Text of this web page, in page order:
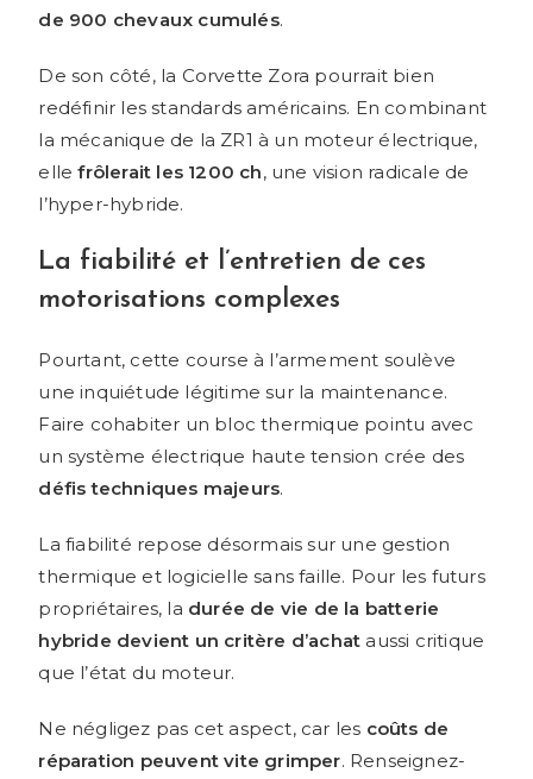
de 900 chevaux cumulés.
De son côté, la Corvette Zora pourrait bien
redéfinir les standards américains. En combinant
la mécanique de la ZR1 à un moteur électrique,
ellefrôlerait les 1200 ch, une vision radicale de
l’hyper-hybride.
La fiabilité et l’entretien de ces
motorisations complexes
Pourtant, cette course à l’armement soulève
une inquiétude légitime sur la maintenance.
Faire cohabiter un bloc thermique pointu avec
un système électrique haute tension crée des
défis techniques majeurs.
La fiabilité repose désormais sur une gestion
thermique et logicielle sans faille. Pour les futurs
propriétaires, la durée de vie de la batterie
hybride devient un critère d’achat aussi critique
que l’état du moteur.
Ne négligez pas cet aspect, car les coûts de
réparation peuvent vite grimper. Renseignez-